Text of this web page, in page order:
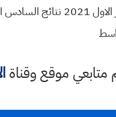
متابعي موقع وقناة